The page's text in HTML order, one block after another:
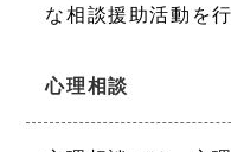
な相談援助活動を
⼼理相談